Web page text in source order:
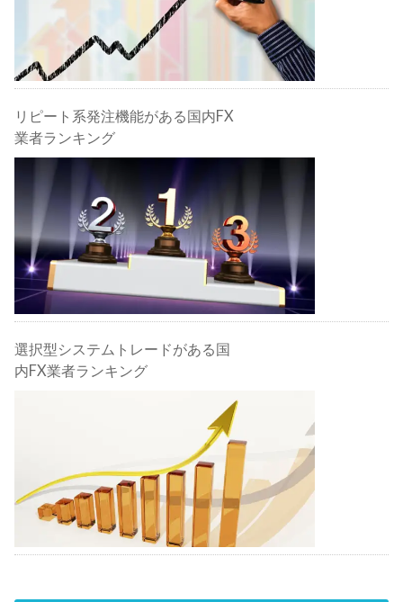
リピート系発注機能がある国内FX
業者ランキング
選択型システムトレードがある国
内FX業者ランキング